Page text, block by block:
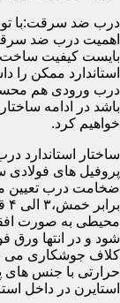
درب ضد سرقت:با
اهمیت درب ضد
بایست کیفیت ساخت
استاندارد ممکن
درب ورودی هم
باشد در ادامه
خواهیم کرد.
ساختار استاندارد
پروفیل های فولادی
ضخامت درب تعیین
محیطی به صورت
کلاف جوشکاری می
حرارتی با جنس های
استایرن در داخل